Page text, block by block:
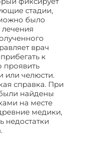
стадии,
было
лечения
врач
к
проявить
или челюсти.
справка. При
найдены
на месте
медики,
недостатки